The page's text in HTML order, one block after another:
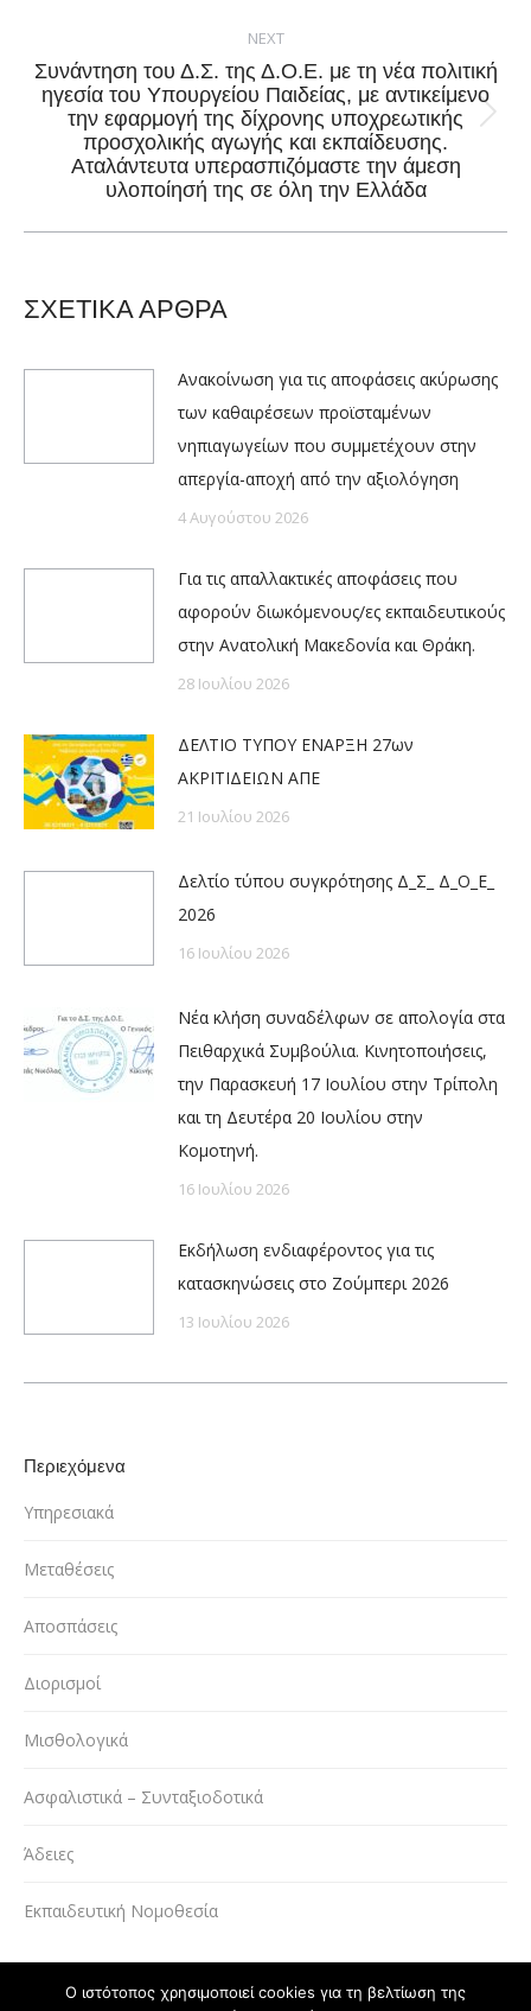
NEXT
Next
post:
Συνάντηση του Δ.Σ. της Δ.Ο.Ε. με τη νέα πολιτική
ηγεσία του Υπουργείου Παιδείας, με αντικείμενο
την εφαρμογή της δίχρονης υποχρεωτικής
προσχολικής αγωγής και εκπαίδευσης.
Αταλάντευτα υπερασπιζόμαστε την άμεση
υλοποίησή της σε όλη την Ελλάδα
ΣΧΕΤΙΚΑ ΑΡΘΡΑ
Ανακοίνωση για τις αποφάσεις ακύρωσης
των καθαιρέσεων προϊσταμένων
νηπιαγωγείων που συμμετέχουν στην
απεργία-αποχή από την αξιολόγηση
4 Αυγούστου 2026
Για τις απαλλακτικές αποφάσεις που
αφορούν διωκόμενους/ες εκπαιδευτικούς
στην Ανατολική Μακεδονία και Θράκη.
28 Ιουλίου 2026
ΔΕΛΤΙΟ ΤΥΠΟΥ ΕΝΑΡΞΗ 27ων
ΑΚΡΙΤΙΔΕΙΩΝ ΑΠΕ
21 Ιουλίου 2026
Δελτίο τύπου συγκρότησης Δ_Σ_ Δ_Ο_Ε_
2026
16 Ιουλίου 2026
Νέα κλήση συναδέλφων σε απολογία στα
Πειθαρχικά Συμβούλια. Κινητοποιήσεις,
την Παρασκευή 17 Ιουλίου στην Τρίπολη
και τη Δευτέρα 20 Ιουλίου στην
Κομοτηνή.
16 Ιουλίου 2026
Εκδήλωση ενδιαφέροντος για τις
κατασκηνώσεις στο Ζούμπερι 2026
13 Ιουλίου 2026
Περιεχόμενα
Υπηρεσιακά
Μεταθέσεις
Αποσπάσεις
Διορισμοί
Μισθολογικά
Ασφαλιστικά – Συνταξιοδοτικά
Άδειες
Εκπαιδευτική Νομοθεσία
Ο ιστότοπος χρησιμοποιεί cookies για τη βελτίωση της